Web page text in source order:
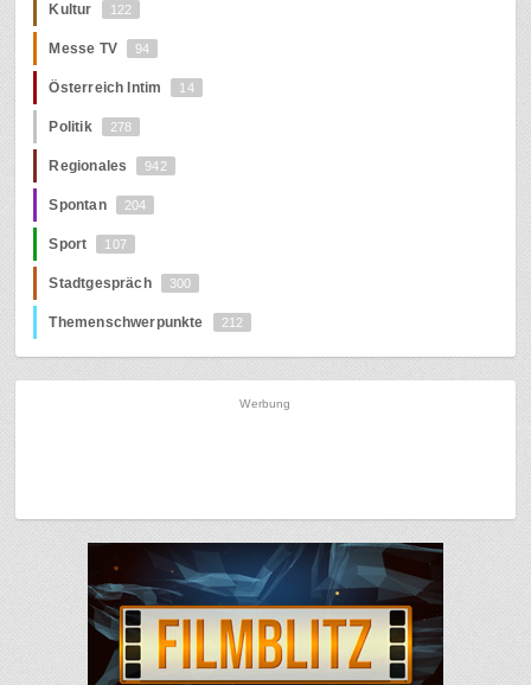
Kultur 122
Messe TV 94
Österreich Intim 14
Politik 278
Regionales 942
Spontan 204
Sport 107
Stadtgespräch 300
Themenschwerpunkte 212
Werbung